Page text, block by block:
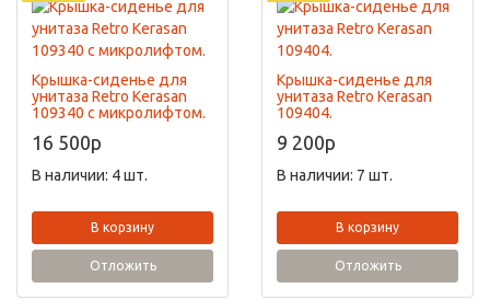
Крышка-сиденье для
унитаза Retro Kerasan
109340 с микролифтом.
16 500p
В наличии: 4 шт.
В корзину
Отложить
Крышка-сиденье для
унитаза Retro Kerasan
109404.
9 200p
В наличии: 7 шт.
В корзину
Отложить